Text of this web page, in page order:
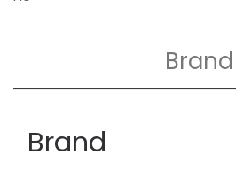
Brand
Brand